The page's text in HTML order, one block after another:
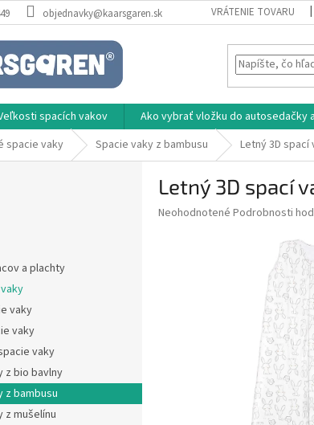
objednavky@kaarsgaren.sk VRÁTENIE TOVARU
spacích vakov Ako vybrať vložku do autosedačky
spacie vaky Spacie vaky z bambusu Letný 3D spací
a plachty
vaky
vaky
vaky
z bio bavlny
z bambusu
z mušelínu
Letný 3D spací
Priemerné
Neohodnotené Podrobnosti